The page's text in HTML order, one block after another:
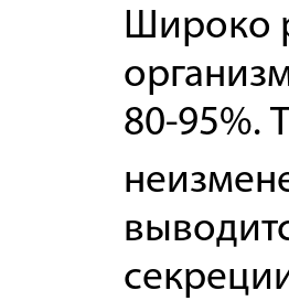
Широко
80-95%.